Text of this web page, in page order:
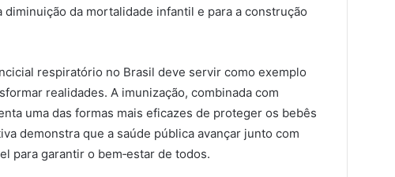
da mortalidade infantil e para a construção
respiratório no Brasil deve servir como exemplo
realidades. A imunização, combinada com
uma das formas mais eficazes de proteger os bebês
demonstra que a saúde pública avançar junto com
para garantir o bem‑estar de todos.